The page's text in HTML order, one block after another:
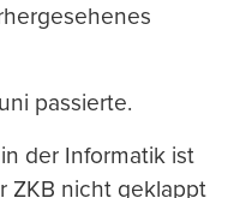
passierte.
der Informatik ist
ZKB nicht geklappt